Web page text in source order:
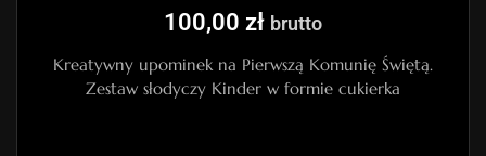
100,00 zł brutto
Kreatywny upominek na Pierwszą Komunię Świętą.
Zestaw słodyczy Kinder w formie cukierka